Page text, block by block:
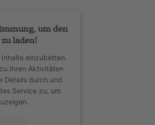
um den
laden!
einzubetten.
Ihren Aktivitäten
Details durch und
Service zu, um